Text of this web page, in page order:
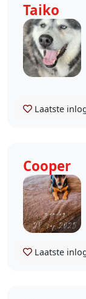
Taiko
Laatste
Cooper
Laatste